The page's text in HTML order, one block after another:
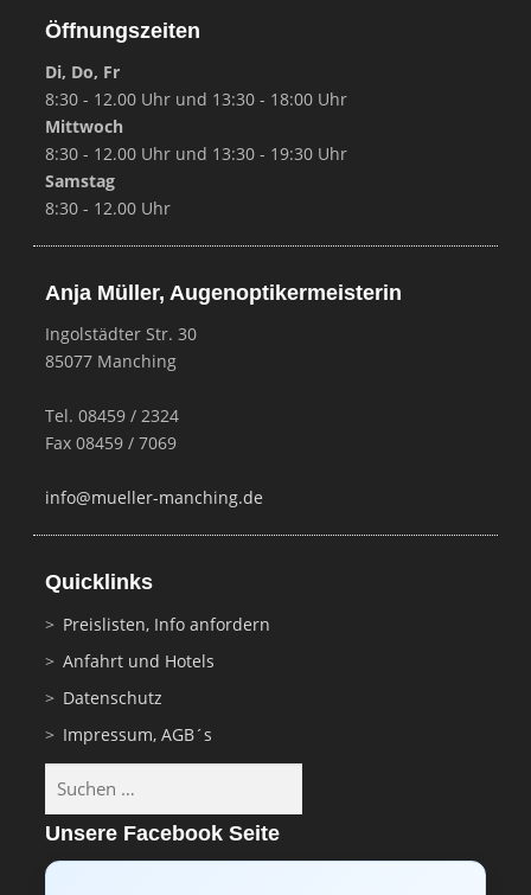
Öffnungszeiten
Di, Do, Fr
8:30 - 12.00 Uhr und 13:30 - 18:00 Uhr
Mittwoch
8:30 - 12.00 Uhr und 13:30 - 19:30 Uhr
Samstag
8:30 - 12.00 Uhr
Anja Müller, Augenoptikermeisterin
Ingolstädter Str. 30
85077 Manching
Tel. 08459 / 2324
Fax 08459 / 7069
info@mueller-manching.de
Quicklinks
Preislisten, Info anfordern
Anfahrt und Hotels
Datenschutz
Impressum, AGB´s
nach:
Unsere Facebook Seite